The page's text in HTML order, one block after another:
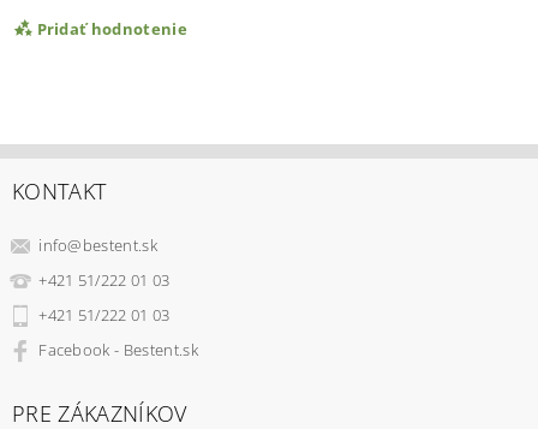
Pridať hodnotenie
KONTAKT
info@bestent.sk
+421 51/222 01 03
+421 51/222 01 03
Facebook - Bestent.sk
PRE ZÁKAZNÍKOV